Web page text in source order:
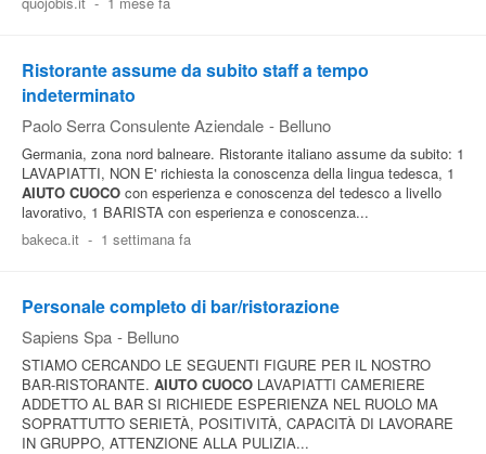
Ristorante assume da subito staff a tempo
indeterminato
Paolo Serra Consulente Aziendale - Belluno
Germania, zona nord balneare. Ristorante italiano assume da subito: 1
LAVAPIATTI, NON E' richiesta la conoscenza della lingua tedesca, 1
AIUTO CUOCO con esperienza e conoscenza del tedesco a livello
lavorativo, 1 BARISTA con esperienza e conoscenza...
bakeca.it - 1 settimana fa
Personale completo di bar/ristorazione
Sapiens Spa - Belluno
STIAMO CERCANDO LE SEGUENTI FIGURE PER IL NOSTRO
BAR-RISTORANTE. AIUTO CUOCO LAVAPIATTI CAMERIERE
ADDETTO AL BAR SI RICHIEDE ESPERIENZA NEL RUOLO MA
SOPRATTUTTO SERIETÀ, POSITIVITÀ, CAPACITÀ DI LAVORARE
IN GRUPPO, ATTENZIONE ALLA PULIZIA...